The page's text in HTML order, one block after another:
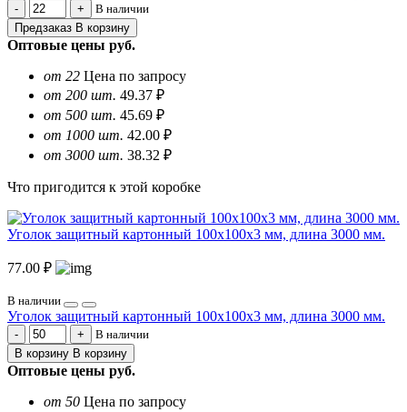
В наличии
Предзаказ В корзину
Оптовые цены руб.
от 22 Цена по запросу
от 200 шт. 49.37 ₽
от 500 шт. 45.69 ₽
от 1000 шт. 42.00 ₽
от 3000 шт. 38.32 ₽
Что пригодится к этой коробке
Уголок защитный картонный 100х100х3 мм, длина 3000 мм.
77.00 ₽
В наличии
Уголок защитный картонный 100х100х3 мм, длина 3000 мм.
В наличии
В корзину В корзину
Оптовые цены руб.
от 50 Цена по запросу